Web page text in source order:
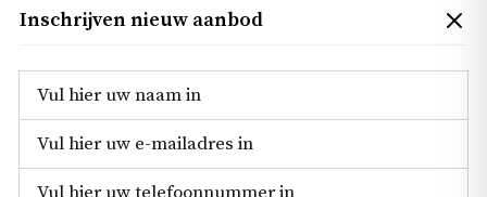
Inschrijven nieuw aanbod